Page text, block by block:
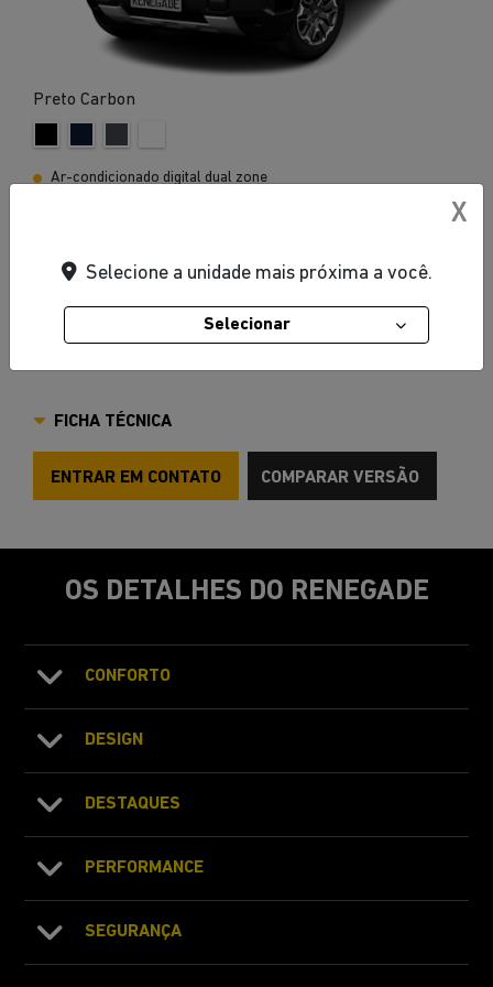
Preto Carbon
Ar-condicionado digital dual zone
Porta-luvas iluminado
Quadro de instrumentos de alta resolução TFT de 7",
FICHA TÉCNICA
ENTRAR EM CONTATO COMPARAR VERSÃO
OS DETALHES DO RENEGADE
CONFORTO
DESIGN
DESTAQUES
PERFORMANCE
SEGURANÇA
X
Selecione a unidade mais próxima a você.
Selecionar